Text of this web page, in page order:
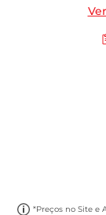
*Preços no Site e